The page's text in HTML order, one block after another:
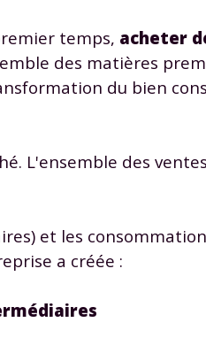
temps, acheter
des matières
du bien
L'ensemble des
et les
a créée :
et de
pendant 24h
soutien
Tout le programme